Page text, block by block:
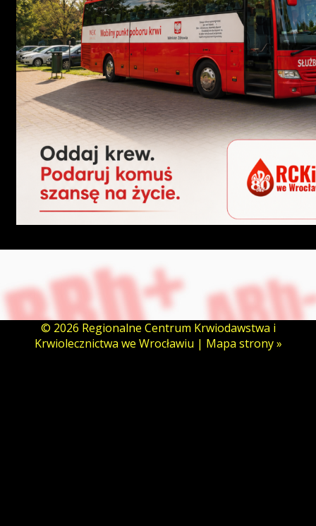
© 2026 Regionalne Centrum Krwiodawstwa i
Krwiolecznictwa we Wrocławiu | Mapa strony »